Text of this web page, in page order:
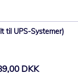
til UPS-Systemer)
DKK